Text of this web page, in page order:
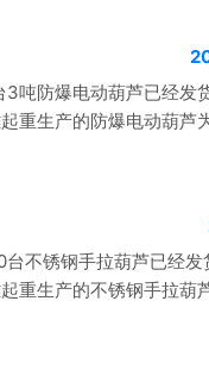
吨防爆电动葫芦已经发
重生产的防爆电动葫
不锈钢手拉葫芦已经
重生产的不锈钢手拉